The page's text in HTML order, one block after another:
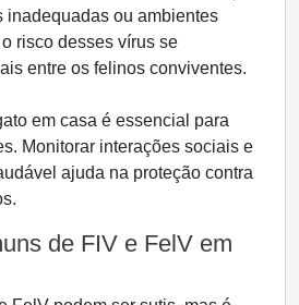
inadequadas ou ambientes
risco desses vírus se
entre os felinos conviventes.
em casa é essencial para
Monitorar interações sociais e
ajuda na proteção contra
de FIV e FelV em